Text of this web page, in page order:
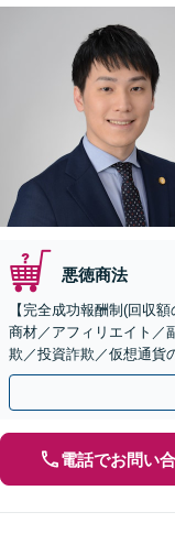
悪徳商法
【完全成功報酬制(回収
商材／アフィリエイト／
欺／投資詐欺／仮想通貨
のみで解決も可能！
電話でお問い